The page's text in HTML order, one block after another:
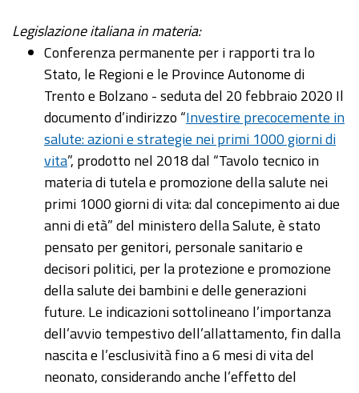
Legislazione italiana in materia:
Conferenza permanente per i rapporti tra lo
Stato, le Regioni e le Province Autonome di
Trento e Bolzano - seduta del 20 febbraio 2020 Il
documento d’indirizzo “Investire precocemente in
salute: azioni e strategie nei primi 1000 giorni di
vita”, prodotto nel 2018 dal “Tavolo tecnico in
materia di tutela e promozione della salute nei
primi 1000 giorni di vita: dal concepimento ai due
anni di età” del ministero della Salute, è stato
pensato per genitori, personale sanitario e
decisori politici, per la protezione e promozione
della salute dei bambini e delle generazioni
future. Le indicazioni sottolineano l’importanza
dell’avvio tempestivo dell’allattamento, fin dalla
nascita e l’esclusività fino a 6 mesi di vita del
neonato, considerando anche l’effetto del